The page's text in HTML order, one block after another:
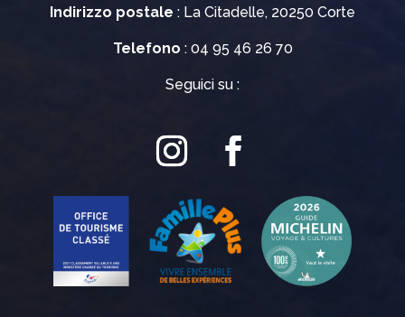
Indirizzo postale : La Citadelle, 20250 Corte
Telefono : 04 95 46 26 70
Seguici su :